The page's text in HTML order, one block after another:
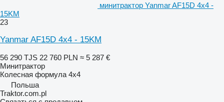
минитрактор Yanmar AF15D 4x4 -
15KM
23
Yanmar AF15D 4x4 - 15KM
56 290 TJS 22 760 PLN ≈ 5 287 €
Минитрактор
Колесная формула 4x4
Польша
Traktor.com.pl